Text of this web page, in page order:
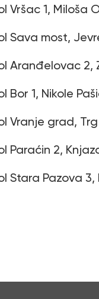
Vršac 1, Miloša
Sava most,
Aranđelovac
Bor 1, Nikole
Vranje grad,
Paraćin 2,
Stara Pazova